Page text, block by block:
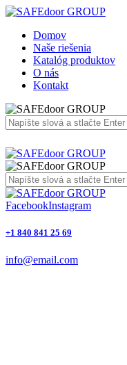
Domov
Naše riešenia
Katalóg produktov
O nás
Kontakt
FacebookInstagram
+1 840 841 25 69
info@email.com